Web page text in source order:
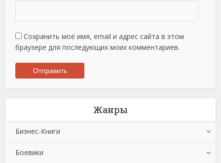
Сохранить моё имя, email и адрес сайта в этом
браузере для последующих моих комментариев.
Жанры
Бизнес-Книги
Банковское дело
Боевики